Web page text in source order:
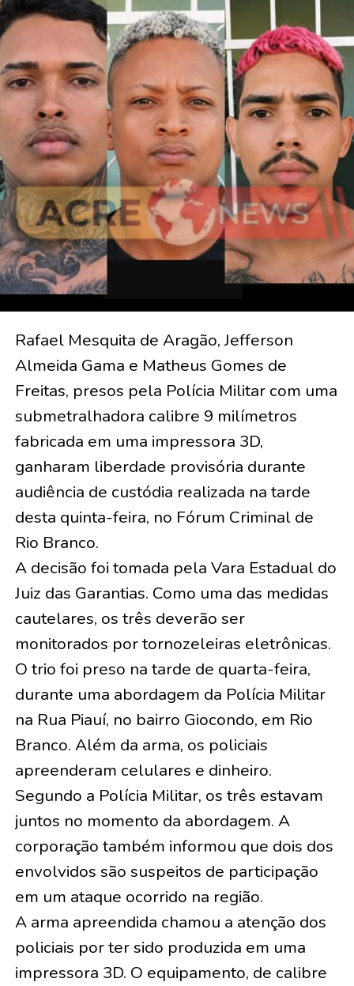
Rafael Mesquita de Aragão, Jefferson
Almeida Gama e Matheus Gomes de
Freitas, presos pela Polícia Militar com uma
submetralhadora calibre 9 milímetros
fabricada em uma impressora 3D,
ganharam liberdade provisória durante
audiência de custódia realizada na tarde
desta quinta-feira, no Fórum Criminal de
Rio Branco.
A decisão foi tomada pela Vara Estadual do
Juiz das Garantias. Como uma das medidas
cautelares, os três deverão ser
monitorados por tornozeleiras eletrônicas.
O trio foi preso na tarde de quarta-feira,
durante uma abordagem da Polícia Militar
na Rua Piauí, no bairro Giocondo, em Rio
Branco. Além da arma, os policiais
apreenderam celulares e dinheiro.
Segundo a Polícia Militar, os três estavam
juntos no momento da abordagem. A
corporação também informou que dois dos
envolvidos são suspeitos de participação
em um ataque ocorrido na região.
A arma apreendida chamou a atenção dos
policiais por ter sido produzida em uma
impressora 3D. O equipamento, de calibre